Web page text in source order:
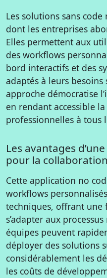
Les solutions sans
dont les entreprises
Elles permettent aux
des workflows
bord interactifs et des
adaptés à leurs besoins
approche démocratise
en rendant accessible
professionnelles à tous
Les avantages
pour la collaboration
Cette application no
workflows
techniques, offrant
s’adapter aux
équipes peuvent
déployer des solutions
considérablement les
les coûts de